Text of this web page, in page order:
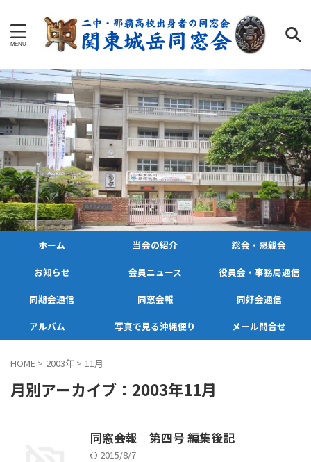
ホーム 当会の紹介 総会・懇親会
お知らせ 会員ニュース 役員会・事務局通信
同期会通信 同窓会報 同好会通信
アルバム 写真で見る沖縄便り メール問合せ
HOME > 2003年 > 11月
月別アーカイブ：2003年11月
同窓会報 第四号 編集後記
2015/8/7